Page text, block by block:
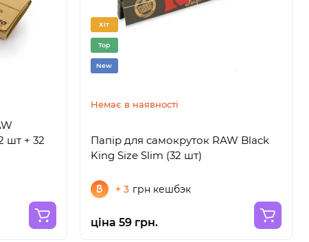
шт + 32
Хіт
Top
New
Немає в наявності
Папір для самокруток RAW Black
King Size Slim (32 шт)
+ 3 грн кешбэк
ціна 59 грн.